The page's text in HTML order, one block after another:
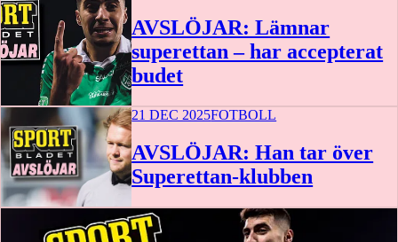
AVSLÖJAR: Lämnar
superettan – har accepterat
budet
21 DEC 2025FOTBOLL
AVSLÖJAR: Han tar över
Superettan-klubben